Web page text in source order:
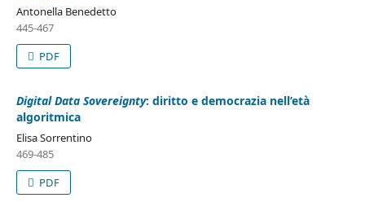
Antonella Benedetto
445-467
PDF
Digital Data Sovereignty: diritto e democrazia nell’età
algoritmica
Elisa Sorrentino
469-485
PDF